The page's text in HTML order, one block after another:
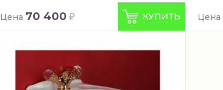
Цена 70 400 КУПИТЬ Цена